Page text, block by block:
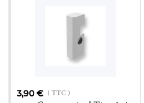
3,90 € ( TTC )